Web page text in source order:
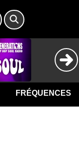
FRÉQUENCES